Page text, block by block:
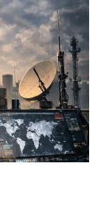
Вибудовується